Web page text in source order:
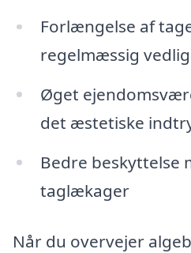
Forlængelse af
regelmæssig
Øget
det æstetiske
Bedre beskyttelse
taglækager
Når du overvejer